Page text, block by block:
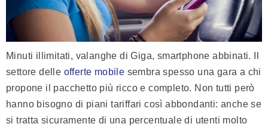
Minuti illimitati, valanghe di Giga, smartphone abbinati. Il
settore delle offerte mobile sembra spesso una gara a chi
propone il pacchetto più ricco e completo. Non tutti però
hanno bisogno di piani tariffari così abbondanti: anche se
si tratta sicuramente di una percentuale di utenti molto